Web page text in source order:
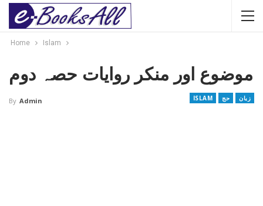
Home Islam
موضوع اور منکر روایات حصہ دوم
ISLAM حج زبان By Admin